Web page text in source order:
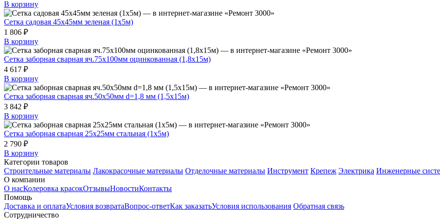
В корзину
Сетка садовая 45x45мм зеленая (1x5м)
1 806 ₽
В корзину
Сетка заборная сварная яч.75x100мм оцинкованная (1,8x15м)
4 617 ₽
В корзину
Сетка заборная сварная яч.50х50мм d=1,8 мм (1,5х15м)
3 842 ₽
В корзину
Сетка заборная сварная 25х25мм стальная (1х5м)
2 790 ₽
В корзину
Категории товаров
Строительные материалы Лакокрасочные материалы Отделочные материалы Инструмент Крепеж Электрика Инженерные
О компании
О насКолеровка красокОтзывыНовостиКонтакты
Помощь
Доставка и оплатаУсловия возвратаВопрос-ответКак заказатьУсловия использования Обратная связь
Сотрудничество